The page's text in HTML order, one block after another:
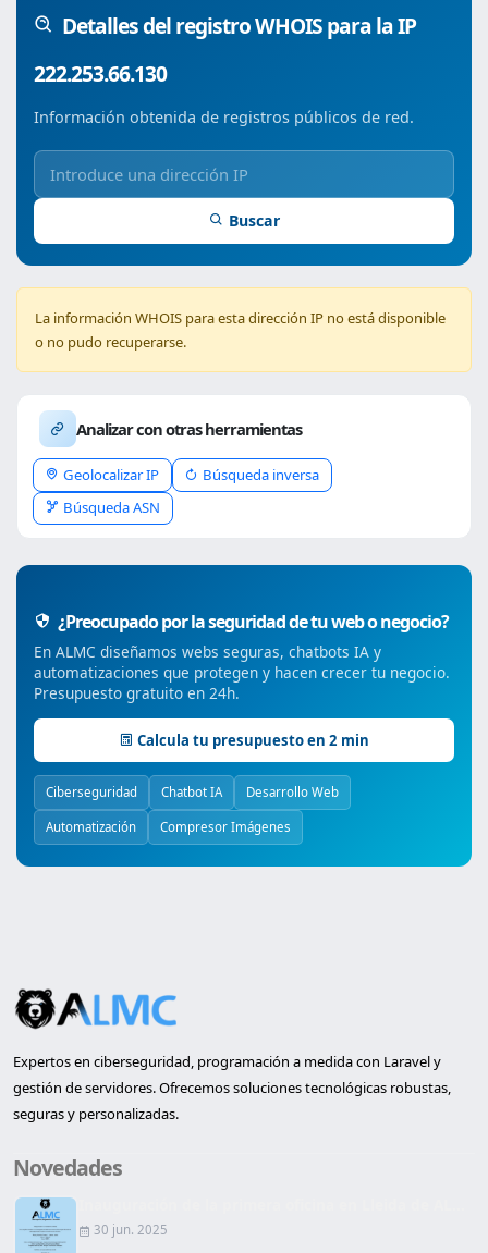
Detalles del registro WHOIS para la IP
222.253.66.130
Información obtenida de registros públicos de red.
Buscar
La información WHOIS para esta dirección IP no está disponible
o no pudo recuperarse.
Analizar con otras herramientas
Geolocalizar IP
Búsqueda inversa
Búsqueda ASN
¿Preocupado por la seguridad de tu web o negocio?
En ALMC diseñamos webs seguras, chatbots IA y
automatizaciones que protegen y hacen crecer tu negocio.
Presupuesto gratuito en 24h.
Calcula tu presupuesto en 2 min
Ciberseguridad Chatbot IA Desarrollo Web
Automatización Compresor Imágenes
Expertos en ciberseguridad, programación a medida con Laravel y
gestión de servidores. Ofrecemos soluciones tecnológicas robustas,
seguras y personalizadas.
Novedades
30 jun. 2025